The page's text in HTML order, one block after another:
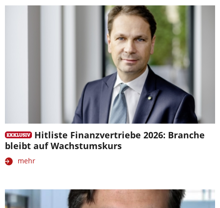
Hitliste Finanzvertriebe 2026: Branche
bleibt auf Wachstumskurs
mehr